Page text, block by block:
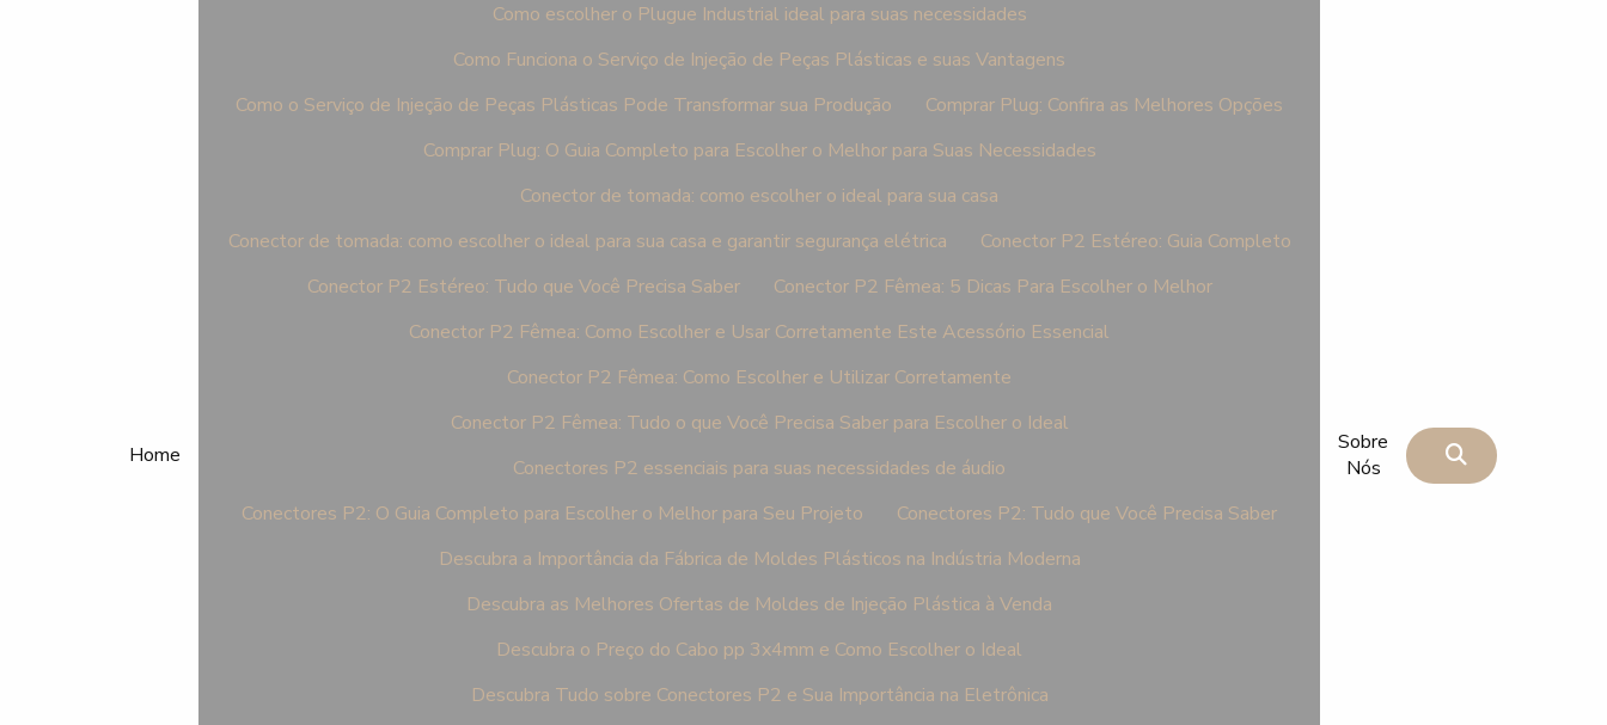
Home
Como escolher o Plugue Industrial ideal para suas necessidades
Como Funciona o Serviço de Injeção de Peças Plásticas e suas Vantagens
Como o Serviço de Injeção de Peças Plásticas Pode Transformar sua Produção
Comprar Plug: Confira as Melhores Opções
Comprar Plug: O Guia Completo para Escolher o Melhor para Suas Necessidades
Conector de tomada: como escolher o ideal para sua casa
Conector de tomada: como escolher o ideal para sua casa e garantir segurança elétrica
Conector P2 Estéreo: Guia Completo
Conector P2 Estéreo: Tudo que Você Precisa Saber
Conector P2 Fêmea: 5 Dicas Para Escolher o Melhor
Conector P2 Fêmea: Como Escolher e Usar Corretamente Este Acessório Essencial
Conector P2 Fêmea: Como Escolher e Utilizar Corretamente
Conector P2 Fêmea: Tudo o que Você Precisa Saber para Escolher o Ideal
Conectores P2 essenciais para suas necessidades de áudio
Conectores P2: O Guia Completo para Escolher o Melhor para Seu Projeto
Conectores P2: Tudo que Você Precisa Saber
Descubra a Importância da Fábrica de Moldes Plásticos na Indústria Moderna
Descubra as Melhores Ofertas de Moldes de Injeção Plástica à Venda
Descubra o Preço do Cabo pp 3x4mm e Como Escolher o Ideal
Descubra Tudo sobre Conectores P2 e Sua Importância na Eletrônica
Sobre
Nós